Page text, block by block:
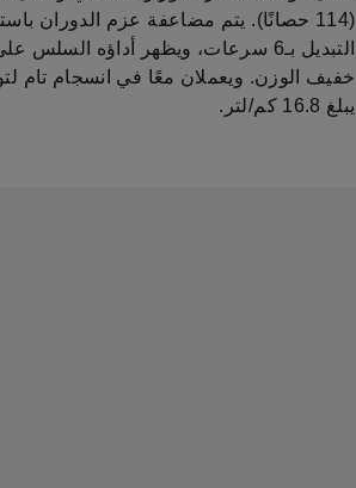
(114 حصانًا). يتم مضاعفة عزم الدوران
التبديل بـ6 سرعات، ويظهر أداؤه
خفيف الوزن. ويعملان معًا في انسجام تام
يبلغ 16.8 كم/لتر.